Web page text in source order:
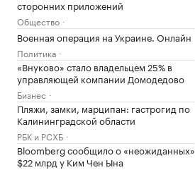
сторонних приложений
Общество
Военная операция на Украине. Онлайн
Политика
«Внуково» стало владельцем 25% в
управляющей компании Домодедово
Бизнес
Пляжи, замки, марципан: гастрогид по
Калининградской области
РБК и РСХБ
Bloomberg сообщило о «неожиданных»
$22 млрд у Ким Чен Ына